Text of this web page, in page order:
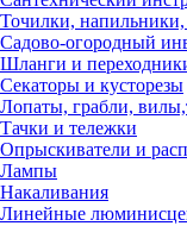
Точилки,
Садово-огородный
Шланги и
Секаторы и кусторезы
Лопаты, грабли,
Тачки и тележки
Опрыскиватели и
Лампы
Накаливания
Линейные